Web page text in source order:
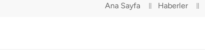
Ana Sayfa Haberler